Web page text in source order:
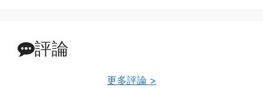
評論
更多評論 >